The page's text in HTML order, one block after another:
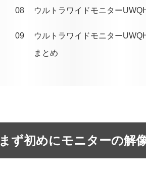
ウルトラワイドモニター
ウルトラワイドモニター
まとめ
まず初めにモニターの解